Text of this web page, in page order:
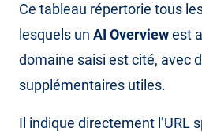
Ce tableau répertorie tous
lesquels un AI Overviewest
domaine saisi est cité, avec
supplémentaires utiles.
Il indique directement l’URL